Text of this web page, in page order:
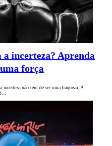
a incerteza? Aprenda
força
incerteza não tem de ser uma fraqueza. A